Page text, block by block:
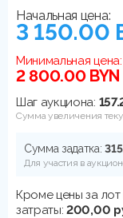
Начальная цена:
3 150.00
Минимальная цена:
2 800.00 BYN
Шаг аукциона:
Сумма увеличения
Сумма задатка:
Для участия в
Кроме цены за
затраты: 200,00